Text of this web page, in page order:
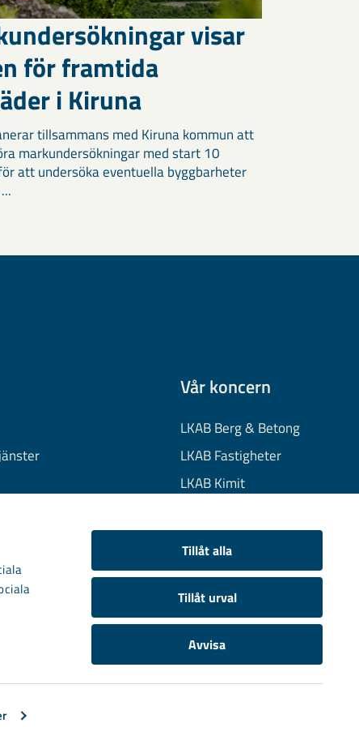
Tillåt alla
Tillåt urval
Avvisa
visar
för framtida
i Kiruna
tillsammans med Kiruna kommun att
markundersökningar med start 10
att undersöka eventuella byggbarheter
Vår koncern
LKAB Berg & Betong
LKAB Fastigheter
LKAB Kimit
LKAB Wassara
Samhällsutveckling